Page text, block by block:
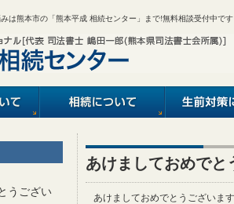
は熊本市の「熊本平成 相続センター」まで!無料相談受付中で
あけましておめでと
あけましておめでとうございま
うござい